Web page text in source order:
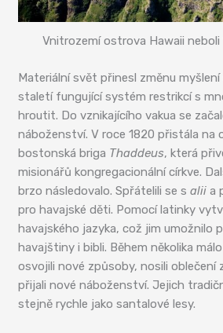
Vnitrozemí ostrova Hawaii
Materiální svět přinesl změnu
staletí fungující systém restrikcí s
hroutit. Do vznikajícího vakua se
náboženství. V roce 1820 přistála na
bostonská briga Thaddeus, která
misionářů kongregacionální církve.
brzo následovalo. Spřátelili se salii a
pro havajské děti. Pomocí latinky
havajského jazyka, což jim umožnilo
havajštiny i bibli. Během několika
osvojili nové způsoby, nosili oblečení
přijali nové náboženství. Jejich
stejně rychle jako santalové lesy.